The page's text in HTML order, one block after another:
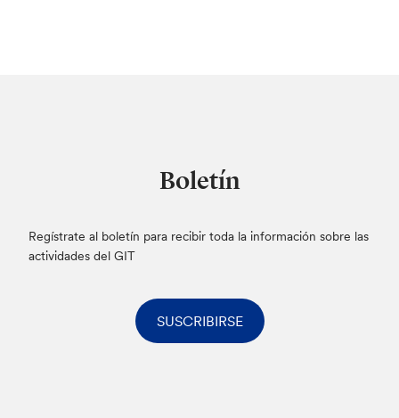
Boletín
Regístrate al boletín para recibir toda la información sobre las
actividades del GIT
SUSCRIBIRSE